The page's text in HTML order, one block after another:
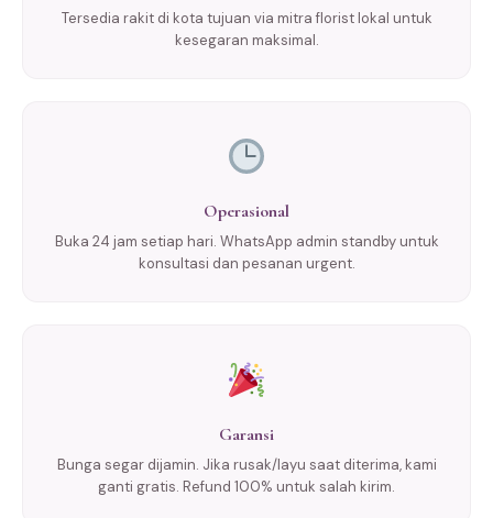
Tersedia rakit di kota tujuan via mitra florist lokal untuk
kesegaran maksimal.
Operasional
Buka 24 jam setiap hari. WhatsApp admin standby untuk
konsultasi dan pesanan urgent.
Garansi
Bunga segar dijamin. Jika rusak/layu saat diterima, kami
ganti gratis. Refund 100% untuk salah kirim.